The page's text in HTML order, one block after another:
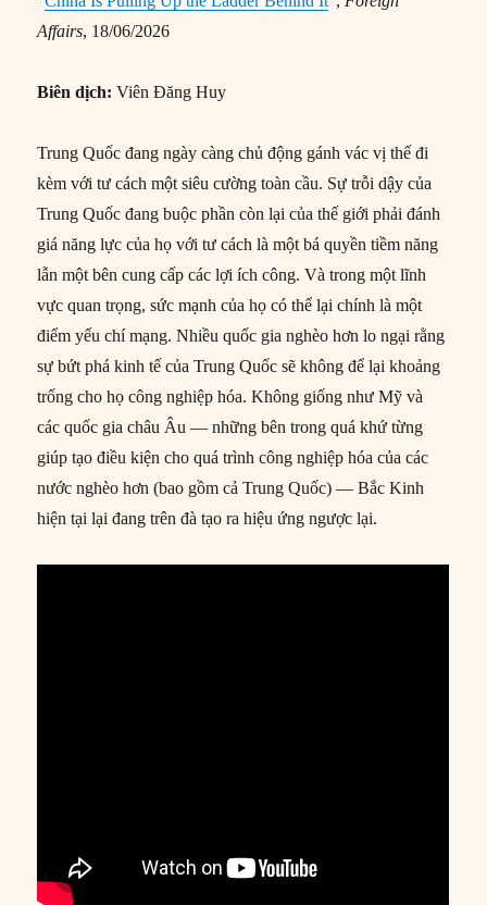
Affairs, 18/06/2026
Biên dịch:Viên Đăng Huy
Trung Quốc đang ngày càng chủ động gánh vác vị thế đi
kèm với tư cách một siêu cường toàn cầu. Sự trỗi dậy của
Trung Quốc đang buộc phần còn lại của thế giới phải đánh
giá năng lực của họ với tư cách là một bá quyền tiềm năng
lẫn một bên cung cấp các lợi ích công. Và trong một lĩnh
vực quan trọng, sức mạnh của họ có thể lại chính là một
điểm yếu chí mạng. Nhiều quốc gia nghèo hơn lo ngại rằng
sự bứt phá kinh tế của Trung Quốc sẽ không để lại khoảng
trống cho họ công nghiệp hóa. Không giống như Mỹ và
các quốc gia châu Âu — những bên trong quá khứ từng
giúp tạo điều kiện cho quá trình công nghiệp hóa của các
nước nghèo hơn (bao gồm cả Trung Quốc) — Bắc Kinh
hiện tại lại đang trên đà tạo ra hiệu ứng ngược lại.